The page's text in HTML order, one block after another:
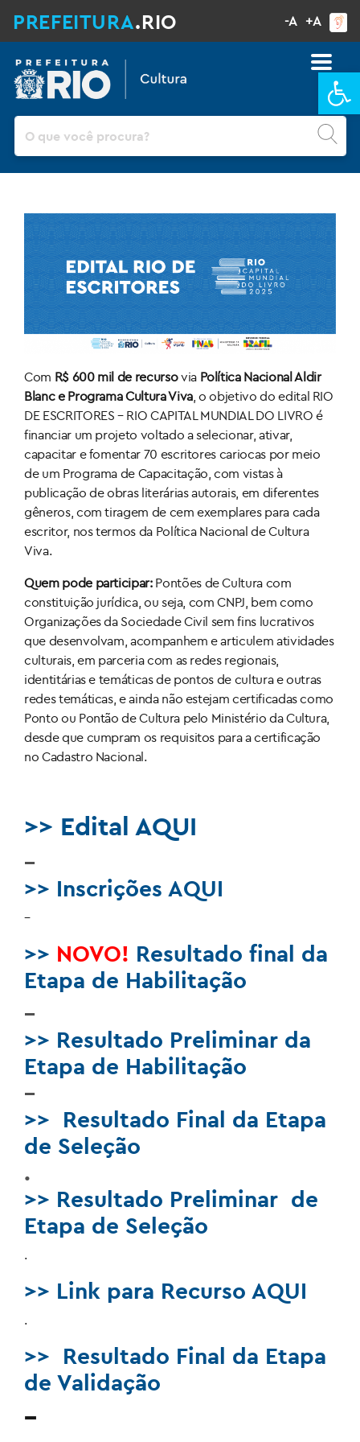
PREFEITURA.RIO -A +A
Pesquisar
Com R$ 600 mil de recursovia Política Nacional Aldir
Blanc e Programa Cultura Viva, o objetivo do edital RIO
DE ESCRITORES – RIO CAPITAL MUNDIAL DO LIVRO é
financiar um projeto voltado a selecionar, ativar,
capacitar e fomentar 70 escritores cariocas por meio
de um Programa de Capacitação, com vistas à
publicação de obras literárias autorais, em diferentes
gêneros, com tiragem de cem exemplares para cada
escritor, nos termos da Política Nacional de Cultura
Viva.
Quem pode participar: Pontões de Cultura com
constituição jurídica, ou seja, com CNPJ, bem como
Organizações da Sociedade Civil sem fins lucrativos
que desenvolvam, acompanhem e articulem atividades
culturais, em parceria com as redes regionais,
identitárias e temáticas de pontos de cultura e outras
redes temáticas, e ainda não estejam certificadas como
Ponto ou Pontão de Cultura pelo Ministério da Cultura,
desde que cumpram os requisitos para a certificação
no Cadastro Nacional.
>> Edital AQUI
–
>> Inscrições AQUI
–
>> NOVO! Resultado final da
Etapa de Habilitação
–
>> Resultado Preliminar da
Etapa de Habilitação
–
>> Resultado Final da Etapa
de Seleção
.
>> Resultado Preliminar de
Etapa de Seleção
.
>> Link para Recurso AQUI
.
>> Resultado Final da Etapa
de Validação
–